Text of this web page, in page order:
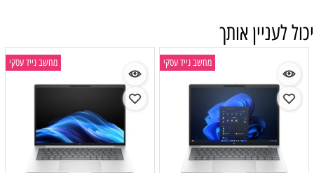
יכול לעניין אותך
מחשב נייד עסקי מחשב נייד עסקי